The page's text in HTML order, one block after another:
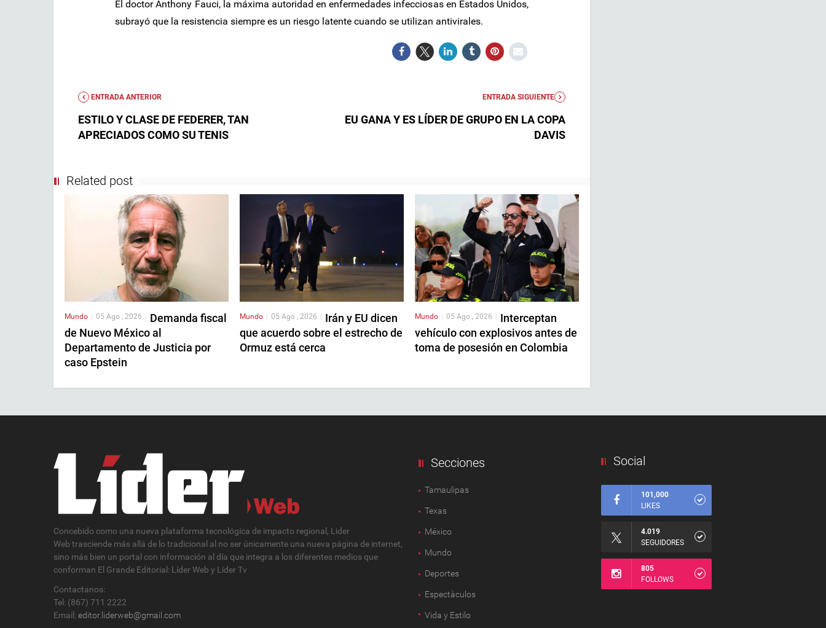
El doctor Anthony Fauci, la máxima autoridad en enfermedades infecciosas en Estados Unidos,
subrayó que la resistencia siempre es un riesgo latente cuando se utilizan antivirales.
ENTRADA ANTERIOR
ESTILO Y CLASE DE FEDERER, TAN
APRECIADOS COMO SU TENIS
ENTRADA SIGUIENTE
EU GANA Y ES LÍDER DE GRUPO EN LA COPA
DAVIS
Related post
Mundo 05 Ago , 2026
Demanda fiscal
de Nuevo México al
Departamento de Justicia por
caso Epstein
Mundo 05 Ago , 2026
Irán y EU dicen
que acuerdo sobre el estrecho de
Ormuz está cerca
Mundo 05 Ago , 2026
Interceptan
vehículo con explosivos antes de
toma de posesión en Colombia
Concebido como una nueva plataforma tecnológica de impacto regional, Lider
Web trasciende más allá de lo tradicional al no ser únicamente una nueva página de internet,
sino más bien un portal con información al día que integra a los diferentes medios que
conforman El Grande Editorial: Líder Web y Líder Tv
Contactanos:
Tel: (867) 711 2222
Email: editor.liderweb@gmail.com
Secciones
Tamaulipas
Texas
México
Mundo
Deportes
Espectàculos
Vida y Estilo
Social
101,000
LIKES
4.019
SEGUIDORES
805
FOLLOWS